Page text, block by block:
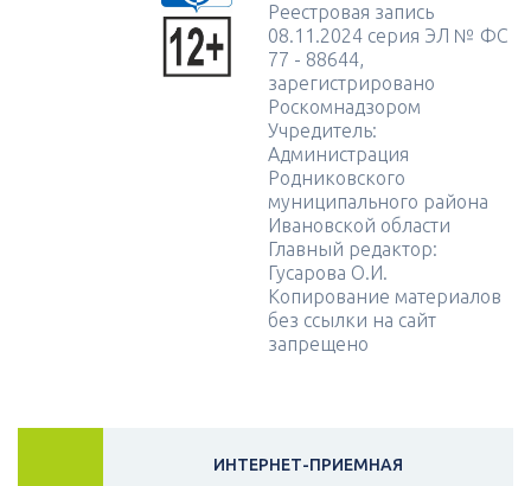
Реестровая запись
08.11.2024 серия ЭЛ № ФС
77 - 88644,
зарегистрировано
Роскомнадзором
Учредитель:
Администрация
Родниковского
муниципального района
Ивановской области
Главный редактор:
Гусарова О.И.
Копирование материалов
без ссылки на сайт
запрещено
ИНТЕРНЕТ-ПРИЕМНАЯ